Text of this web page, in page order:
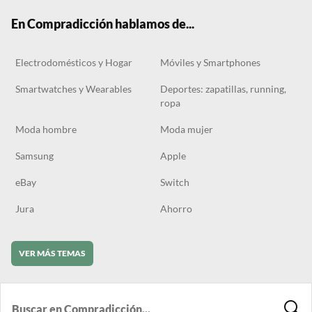
En Compradicción hablamos de...
Electrodomésticos y Hogar Móviles y Smartphones
Smartwatches y Wearables
Deportes: zapatillas, running,
ropa
Moda hombre Moda mujer
Samsung Apple
eBay Switch
Jura Ahorro
VER MÁS TEMAS